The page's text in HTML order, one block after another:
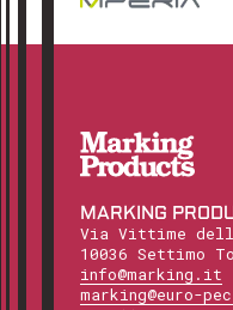
MARKING
Via Vittime
10036 Settimo
info@marking.it
marking@euro-